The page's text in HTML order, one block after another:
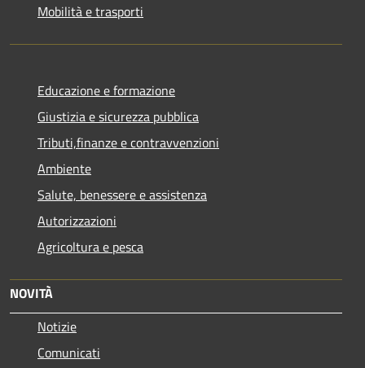
Mobilità e trasporti
Educazione e formazione
Giustizia e sicurezza pubblica
Tributi,finanze e contravvenzioni
Ambiente
Salute, benessere e assistenza
Autorizzazioni
Agricoltura e pesca
NOVITÀ
Notizie
Comunicati